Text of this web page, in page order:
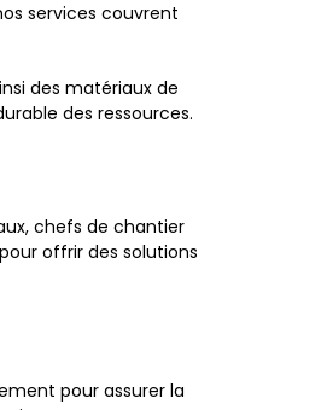
services couvrent
des matériaux de
des ressources.
chefs de chantier
offrir des solutions
pour assurer la